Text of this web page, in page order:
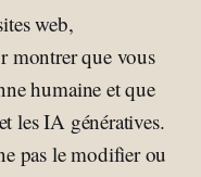
web,
montrer que vous
humaine et que
les IA génératives.
pas le modifier ou